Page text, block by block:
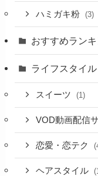
ハミガキ粉 (3)
おすすめラン
ライフスタイル
スイーツ (1)
VOD動画配信
恋愛・恋テク
ヘアスタイル